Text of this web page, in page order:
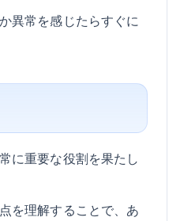
異常を感じたらすぐに
に重要な役割を果たし
を理解することで、あ